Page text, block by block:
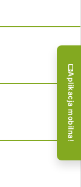
Aplikacja mobilna!